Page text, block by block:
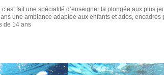
fait une spécialité d’enseigner la plongée aux plus
une ambiance adaptée aux enfants et ados,
de 14 ans